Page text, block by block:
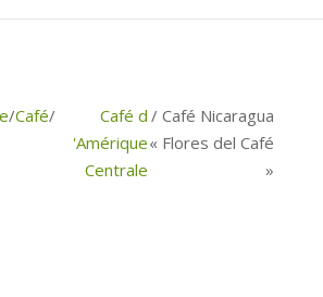
/Café/
Café d
'Amérique
Centrale
/ Café Nicaragua
« Flores del Café
»